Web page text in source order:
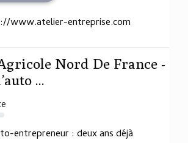
www.atelier-entreprise.com
Nord De France -
...
entrepreneur : deux ans déjà